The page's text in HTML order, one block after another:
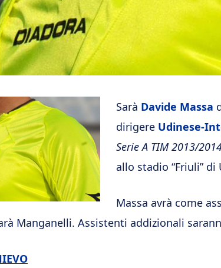
Sarà Davide Massa
dirigere Udinese-
Serie A TIM 2013/
allo stadio “Friuli” di
Massa avrà come
Manganelli. Assistenti addizionali